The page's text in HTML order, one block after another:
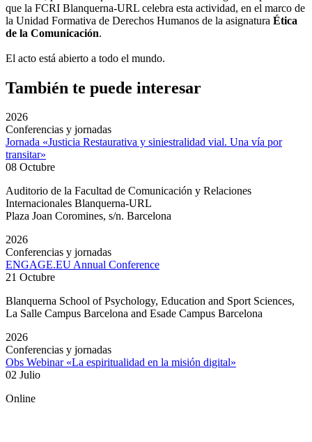
que la FCRI Blanquerna-URL celebra esta actividad, en el marco de
la Unidad Formativa de Derechos Humanos de la asignatura Ética
de la Comunicación.
El acto está abierto a todo el mundo.
También te puede interesar
2026
Conferencias y jornadas
Jornada «Justicia Restaurativa y siniestralidad vial. Una vía por
transitar»
08 Octubre
Auditorio de la Facultad de Comunicación y Relaciones
Internacionales Blanquerna-URL
Plaza Joan Coromines, s/n. Barcelona
2026
Conferencias y jornadas
ENGAGE.EU Annual Conference
21 Octubre
Blanquerna School of Psychology, Education and Sport Sciences,
La Salle Campus Barcelona and Esade Campus Barcelona
2026
Conferencias y jornadas
Obs Webinar «La espiritualidad en la misión digital»
02 Julio
Online